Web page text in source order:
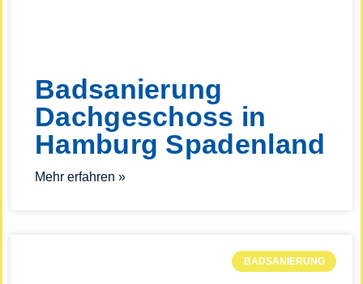
Badsanierung
Dachgeschoss in
Hamburg Spadenland
Mehr erfahren »
BADSANIERUNG